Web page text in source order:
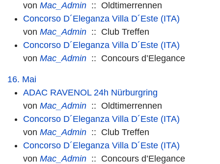
von Mac_Admin :: Oldtimerrennen
Concorso D´Eleganza Villa D´Este (ITA)
von Mac_Admin :: Club Treffen
Concorso D´Eleganza Villa D´Este (ITA)
von Mac_Admin :: Concours d’Elegance
16. Mai
ADAC RAVENOL 24h Nürburgring
von Mac_Admin :: Oldtimerrennen
Concorso D´Eleganza Villa D´Este (ITA)
von Mac_Admin :: Club Treffen
Concorso D´Eleganza Villa D´Este (ITA)
von Mac_Admin :: Concours d’Elegance